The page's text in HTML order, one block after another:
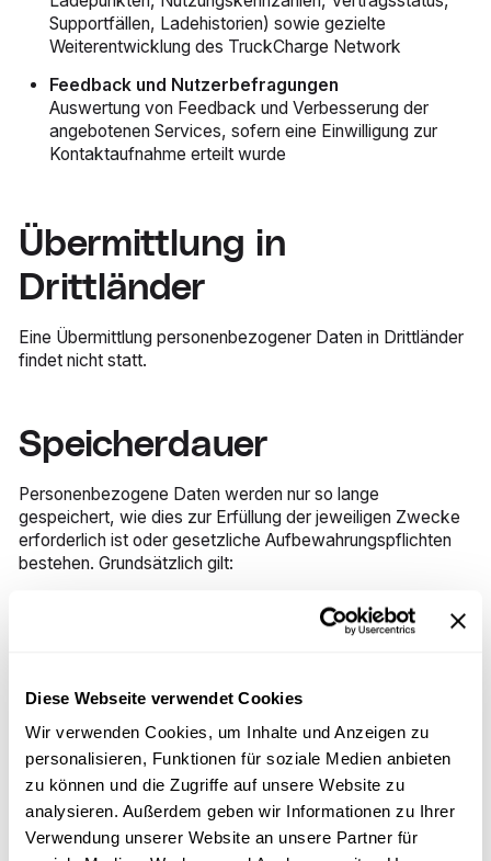
Diese Webseite verwendet Cookies
Wir verwenden Cookies, um Inhalte und Anzeigen zu
personalisieren, Funktionen für soziale Medien anbieten
zu können und die Zugriffe auf unsere Website zu
analysieren. Außerdem geben wir Informationen zu Ihrer
Verwendung unserer Website an unsere Partner für
Supportfällen, Ladehistorien) sowie gezielte
Weiterentwicklung des TruckCharge Network
Feedback und Nutzerbefragungen
Auswertung von Feedback und Verbesserung der
angebotenen Services, sofern eine Einwilligung zur
Kontaktaufnahme erteilt wurde
Übermittlung in
Drittländer
Eine Übermittlung personenbezogener Daten in Drittländer
findet nicht statt.
Speicherdauer
Personenbezogene Daten werden nur so lange
gespeichert, wie dies zur Erfüllung der jeweiligen Zwecke
erforderlich ist oder gesetzliche Aufbewahrungspflichten
bestehen. Grundsätzlich gilt:
Mitgliedsverwaltung (z. B. Kontaktdaten von
Beendigung der Teilnahme gespeichert, um etwaige
können.
Daten zur Abrechnung und Provisionsabrechnung (z. B.
Vertrags- und Abrechnungsdaten) werden gemäß
gesetzlicher Aufbewahrungspflichten für fünf (5) Jahre
gespeichert.